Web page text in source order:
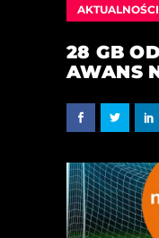
AKTUALNOŚCI
28 GB
AWANS